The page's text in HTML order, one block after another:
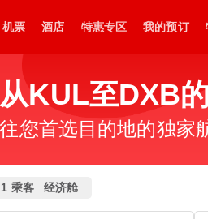
机票 酒店 特惠专区 我的预订
KUL至DXB
您首选目的地的独家
1 乘客 经济舱